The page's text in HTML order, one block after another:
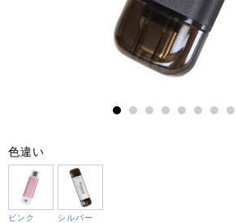
色違い
ピンク シルバー